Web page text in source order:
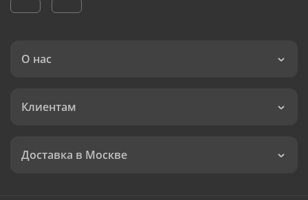
О нас
Клиентам
Доставка в Москве